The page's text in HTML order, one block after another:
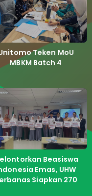
Teken MoU
MBKM Batch 4
Beasiswa
Emas, UHW
Siapkan 270